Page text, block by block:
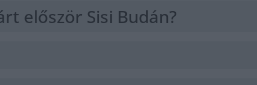
először Sisi Budán?